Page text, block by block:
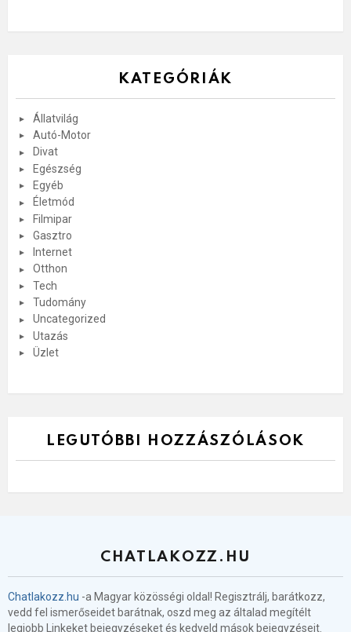
KATEGÓRIÁK
Állatvilág
Autó-Motor
Divat
Egészség
Egyéb
Életmód
Filmipar
Gasztro
Internet
Otthon
Tech
Tudomány
Uncategorized
Utazás
Üzlet
LEGUTÓBBI HOZZÁSZÓLÁSOK
CHATLAKOZZ.HU
Chatlakozz.hu -a Magyar közösségi oldal! Regisztrálj, barátkozz,
vedd fel ismerőseidet barátnak, oszd meg az általad megítélt
legjobb Linkeket bejegyzéseket és kedveld mások bejegyzéseit.